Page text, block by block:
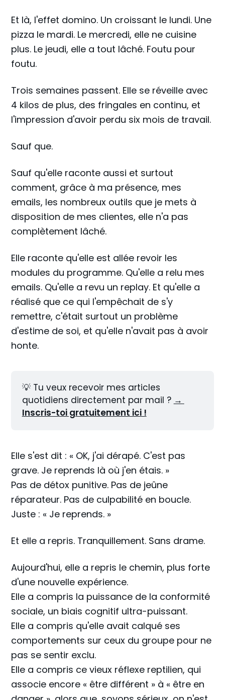
Et là, l'effet domino. Un croissant le lundi. Une
pizza le mardi. Le mercredi, elle ne cuisine
plus. Le jeudi, elle a tout lâché. Foutu pour
foutu.
Trois semaines passent. Elle se réveille avec
4 kilos de plus, des fringales en continu, et
l'impression d'avoir perdu six mois de travail.
Sauf que.
Sauf qu'elle raconte aussi et surtout
comment, grâce à ma présence, mes
emails, les nombreux outils que je mets à
disposition de mes clientes, elle n'a pas
complètement lâché.
Elle raconte qu'elle est allée revoir les
modules du programme. Qu'elle a relu mes
emails. Qu'elle a revu un replay. Et qu'elle a
réalisé que ce qui l'empêchait de s'y
remettre, c'était surtout un problème
d'estime de soi, et qu'elle n'avait pas à avoir
honte.
💡 Tu veux recevoir mes articles
quotidiens directement par mail ? →
Inscris-toi gratuitement ici !
Elle s'est dit : « OK, j'ai dérapé. C'est pas
grave. Je reprends là où j'en étais. »
Pas de détox punitive. Pas de jeûne
réparateur. Pas de culpabilité en boucle.
Juste : « Je reprends. »
Et elle a repris. Tranquillement. Sans drame.
Aujourd'hui, elle a repris le chemin, plus forte
d'une nouvelle expérience.
Elle a compris la puissance de la conformité
sociale, un biais cognitif ultra-puissant.
Elle a compris qu'elle avait calqué ses
comportements sur ceux du groupe pour ne
pas se sentir exclu.
Elle a compris ce vieux réflexe reptilien, qui
associe encore « être différent » à « être en